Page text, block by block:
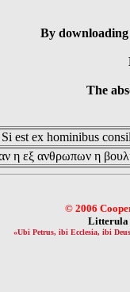
By
The
Si est ex hominibus
η εξ ανθρωπων η
© 2006
Litterula
«Ubi Petrus, ibi Ecclesia, ibi